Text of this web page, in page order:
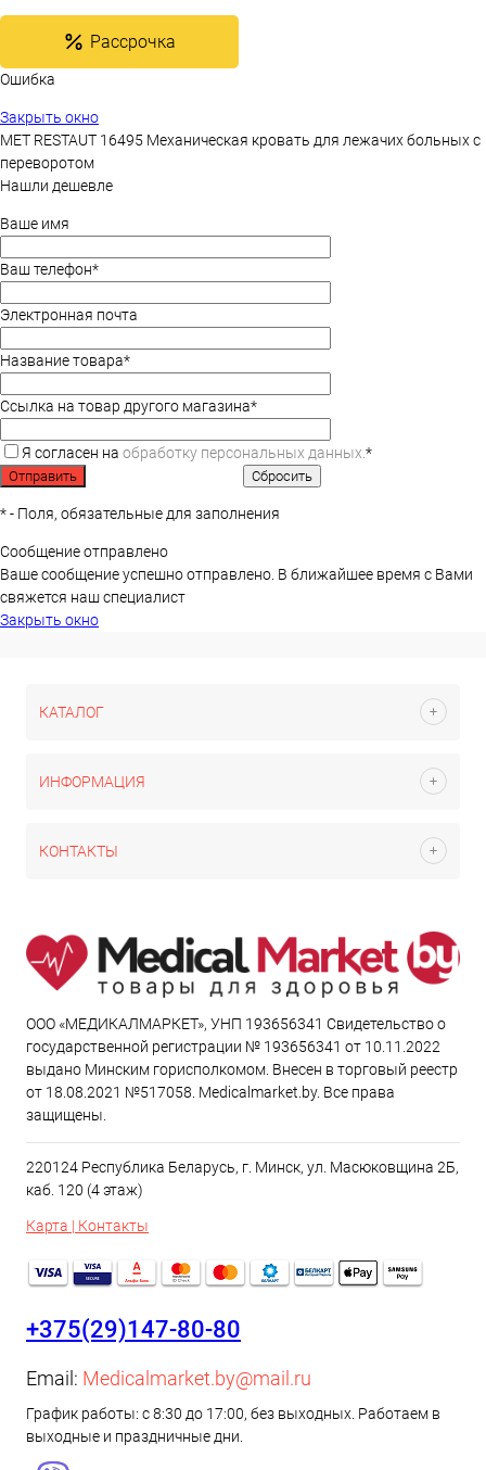
Рассрочка
Ошибка
Закрыть окно
MET RESTAUT 16495 Механическая кровать для лежачих больных с
переворотом
Нашли дешевле
Ваше имя
Ваш телефон*
Электронная почта
Название товара*
Ссылка на товар другого магазина*
Я согласен на обработку персональных данных. *
*- Поля, обязательные для заполнения
Сообщение отправлено
Ваше сообщение успешно отправлено. В ближайшее время с Вами
свяжется наш специалист
Закрыть окно
КАТАЛОГ
ИНФОРМАЦИЯ
КОНТАКТЫ
ООО «МЕДИКАЛМАРКЕТ», УНП 193656341 Свидетельство о
государственной регистрации № 193656341 от 10.11.2022
выдано Минским горисполкомом. Внесен в торговый реестр
от 18.08.2021 №517058. Medicalmarket.by. Все права
защищены.
220124 Республика Беларусь, г. Минск, ул. Масюковщина 2Б,
каб. 120 (4 этаж)
Карта | Контакты
+375(29)147-80-80
Email: Medicalmarket.by@mail.ru
График работы: с 8:30 до 17:00, без выходных. Работаем в
выходные и праздничные дни.